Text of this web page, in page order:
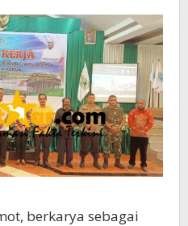
berkarya sebagai